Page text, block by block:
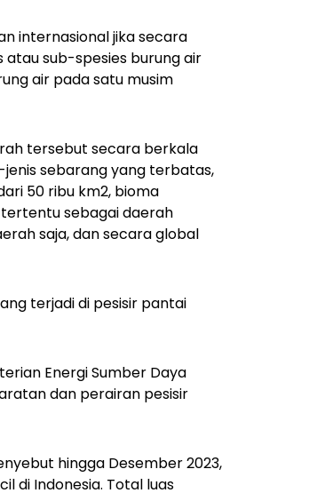
internasional jika secara
atau sub-spesies burung air
air pada satu musim
tersebut secara berkala
sebarang yang terbatas,
50 ribu km2, bioma
sebagai daerah
saja, dan secara global
terjadi di pesisir pantai
Energi Sumber Daya
dan perairan pesisir
hingga Desember 2023,
di Indonesia. Total luas